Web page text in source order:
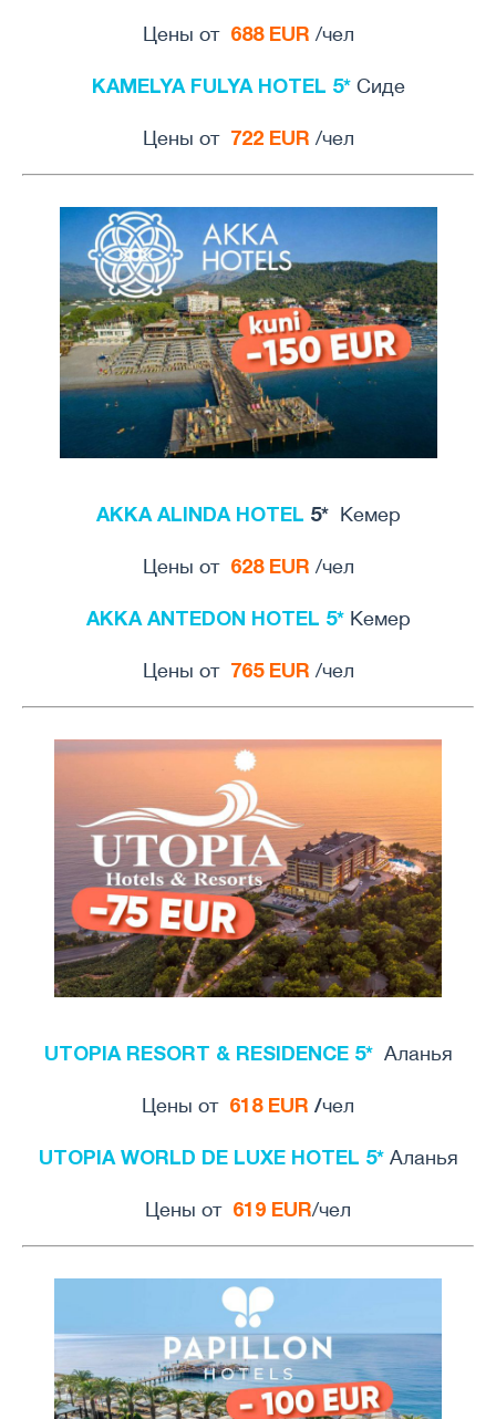
Цены от 688 EUR /чел
KAMELYA FULYA HOTEL 5*Сиде
Цены от 722 EUR /чел
AKKA ALINDA HOTEL 5* Кемер
Цены от 628 EUR /чел
AKKA ANTEDON HOTEL 5*Кемер
Цены от 765 EUR /чел
UTOPIA RESORT & RESIDENCE 5* Aланья
Цены от 618 EUR /чел
UTOPIA WORLD DE LUXE HOTEL 5*Аланья
Цены от 619 EUR/чел